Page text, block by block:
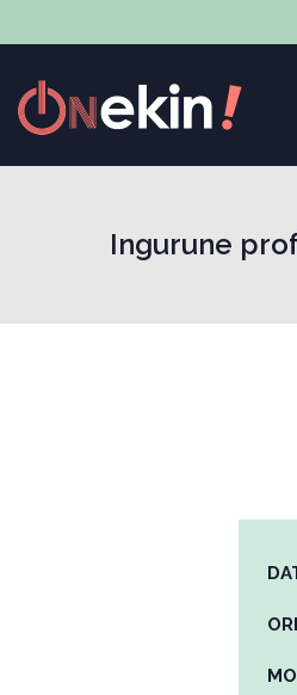
Ingurune